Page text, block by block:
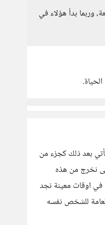
وربما بدأ هؤلاء في
بعد ذلك كجزء من
نخرج من هذه
في اوقات معينة نجد
للشخص نفسه